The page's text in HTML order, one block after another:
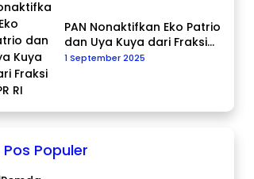
PAN Nonaktifkan Eko Patrio
dan Uya Kuya dari Fraksi
DPR RI
1 September 2025
Pos Populer